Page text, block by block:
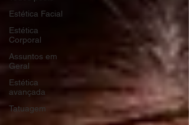
Estética Facial
Estética
Corporal
Assuntos em
Geral
Estética
avançada
Tatuagem